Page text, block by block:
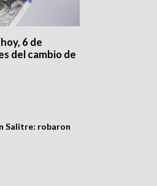
6 de
del cambio de
Salitre: robaron